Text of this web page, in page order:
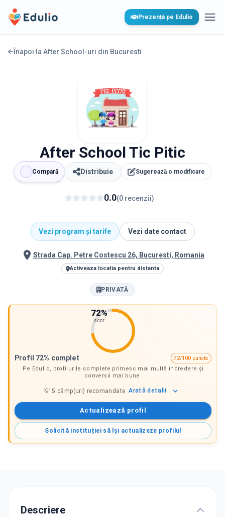
Edulio Prezență pe Edulio
Înapoi la After School-uri din Bucuresti
After School Tic Pitic
Compară Distribuie Sugerează o modificare
0.0(0 recenzii)
Vezi program și tarife Vezi date contact
Strada Cap. Petre Costescu 26, Bucuresti, Romania
Activeaza locatia pentru distanta
PRIVATĂ
72%
scor
Profil 72% complet
72/100 puncte
Pe Edulio, profilurile complete primesc mai multă încredere și
conversii mai bune.
💡5 câmp(uri) recomandate Arată detalii
Actualizează profil
Solicită instituției să își actualizeze profilul
Descriere